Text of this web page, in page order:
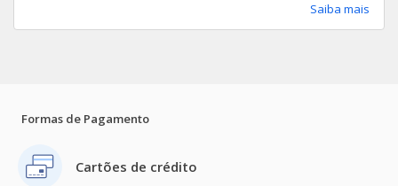
Saiba mais
Formas de Pagamento
Cartões de crédito